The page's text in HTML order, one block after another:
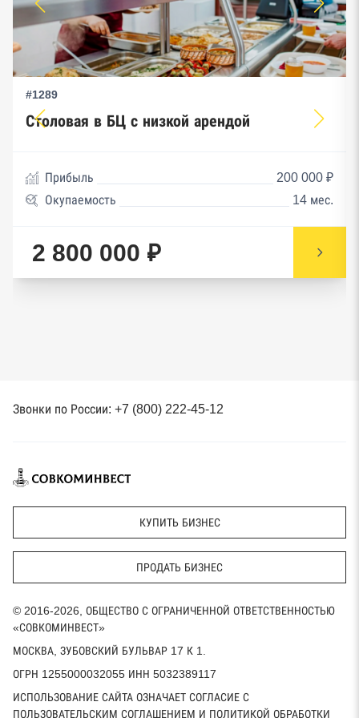
#1289
Столовая в БЦ с низкой арендой
Прибыль
200 000 ₽
Окупаемость
14 мес.
2 800 000 ₽
Звонки по России: +7 (800) 222-45-12
КУПИТЬ БИЗНЕС
ПРОДАТЬ БИЗНЕС
© 2016-2026, ОБЩЕСТВО С ОГРАНИЧЕННОЙ ОТВЕТСТВЕННОСТЬЮ
«СОВКОМИНВЕСТ»
МОСКВА, ЗУБОВСКИЙ БУЛЬВАР 17 К 1.
ОГРН 1255000032055 ИНН 5032389117
ИСПОЛЬЗОВАНИЕ САЙТА ОЗНАЧАЕТ СОГЛАСИЕ С
ПОЛЬЗОВАТЕЛЬСКИМ СОГЛАШЕНИЕМ И ПОЛИТИКОЙ ОБРАБОТКИ